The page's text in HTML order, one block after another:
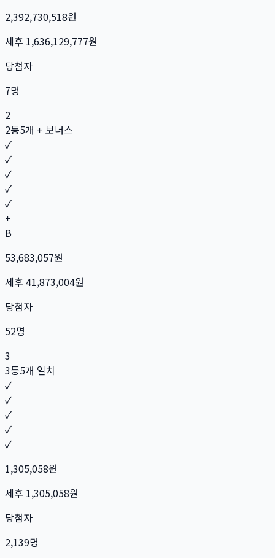
2,392,730,518원
세후 1,636,129,777원
당첨자
7명
2
2등5개 + 보너스
✓
✓
✓
✓
✓
+
B
53,683,057원
세후 41,873,004원
당첨자
52명
3
3등5개 일치
✓
✓
✓
✓
✓
1,305,058원
세후 1,305,058원
당첨자
2,139명